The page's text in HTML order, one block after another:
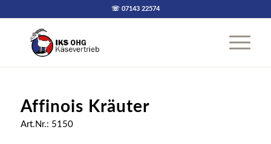
☏ 07143 22574
Affinois Kräuter
Art.Nr.: 5150